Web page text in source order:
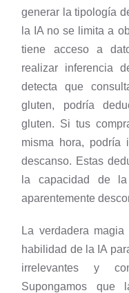
generar la tipología
la IA no se limita a
tiene acceso a
realizar inferencia
detecta que
gluten, podría
gluten. Si tus
misma hora, podría
descanso. Estas
la capacidad de
aparentemente
La verdadera
habilidad de la IA
irrelevantes y
Supongamos